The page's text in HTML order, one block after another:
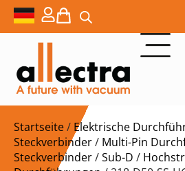
Startseite/ Elektrische
Steckverbinder/ Multi-Pin
Steckverbinder/Sub-D /